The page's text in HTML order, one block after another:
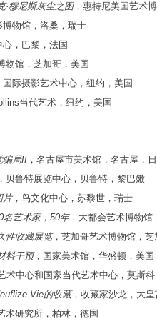
·穆尼斯灰尘之图，惠特尼美国艺术
物馆，洛桑，瑞士
，巴黎，法国
，芝加哥，美国
国际摄影艺术中心，纽约，美国
当代艺术，纽约，美国
骗局II ，名古屋市美术馆，名古屋，
，贝鲁特展览中心，贝鲁特，黎巴嫩
片，鸟文化中心，苏黎世，瑞士
名艺术家，50年，大都会艺术博物馆
性收藏展览，芝加哥艺术博物馆，芝
料干预，国家美术馆，华盛顿，美国
术中心和国家当代艺术中心，莫斯科
Vie的收藏，收藏家沙龙，大
术研究所，柏林，德国